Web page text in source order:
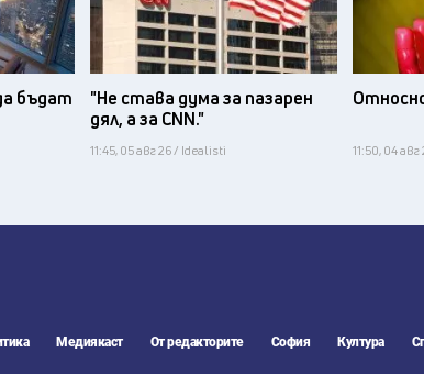
бъдат
"Не става дума за пазарен
дял, а за CNN."
11:45, 05 авг 26 / Idealisti 11:50, 04
Медиякаст От редакторите София Култура